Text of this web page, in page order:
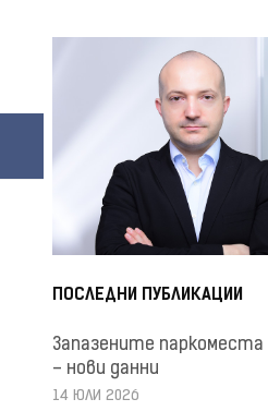
ПОСЛЕДНИ ПУБЛИКАЦИИ
Запазените паркоместа
– нови данни
14 ЮЛИ 2026